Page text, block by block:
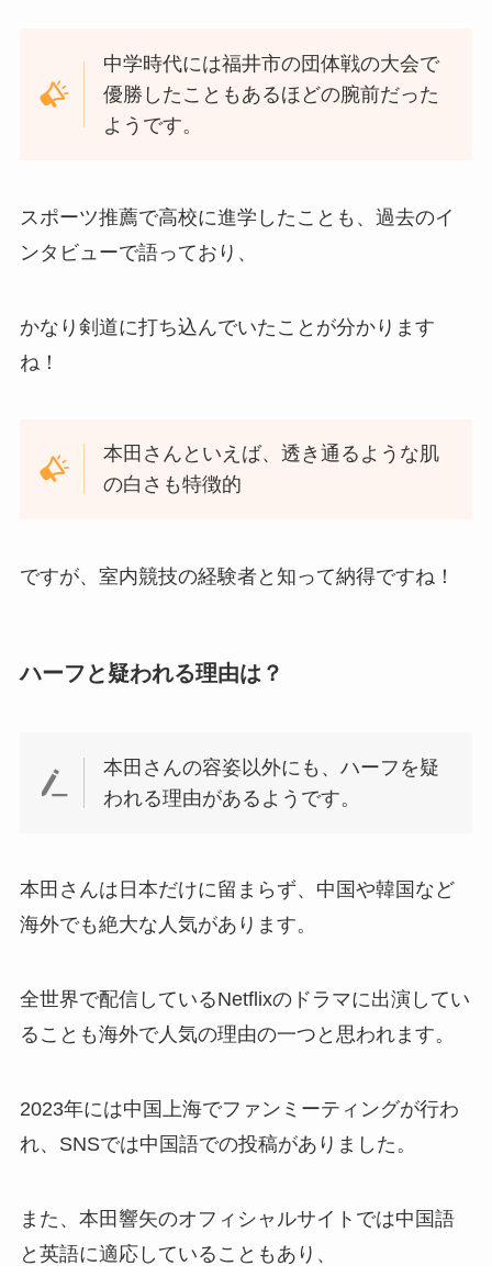
中学時代には福井市の団体戦の大会で
優勝したこともあるほどの腕前だった
ようです。
スポーツ推薦で高校に進学したことも、過去のイ
ンタビューで語っており、
かなり剣道に打ち込んでいたことが分かります
ね！
本田さんといえば、透き通るような肌
の白さも特徴的
ですが、室内競技の経験者と知って納得ですね！
ハーフと疑われる理由は？
本田さんの容姿以外にも、ハーフを疑
われる理由があるようです。
本田さんは日本だけに留まらず、中国や韓国など
海外でも絶大な人気があります。
全世界で配信しているNetflixのドラマに出演してい
ることも海外で人気の理由の一つと思われます。
2023年には中国上海でファンミーティングが行わ
れ、SNSでは中国語での投稿がありました。
また、本田響矢のオフィシャルサイトでは中国語
と英語に適応していることもあり、